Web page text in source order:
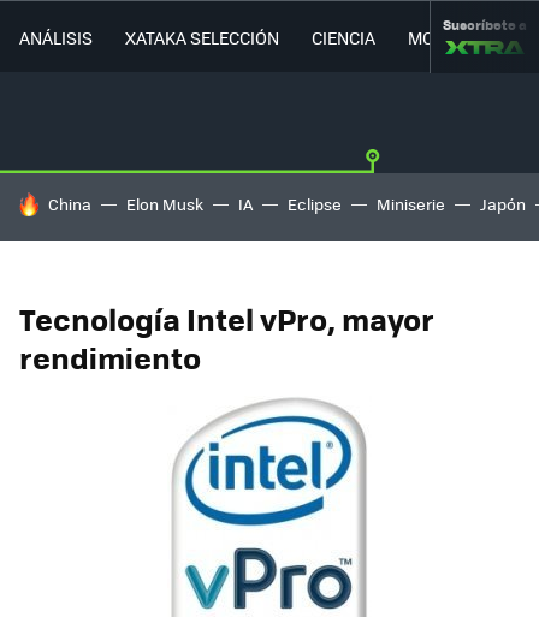
ANÁLISIS XATAKA SELECCIÓN CIENCIA MOVILIDAD
Suscríbete a
HOY SE HABLA DE
China Elon Musk IA Eclipse Miniserie Japón
Tecnología Intel vPro, mayor
rendimiento